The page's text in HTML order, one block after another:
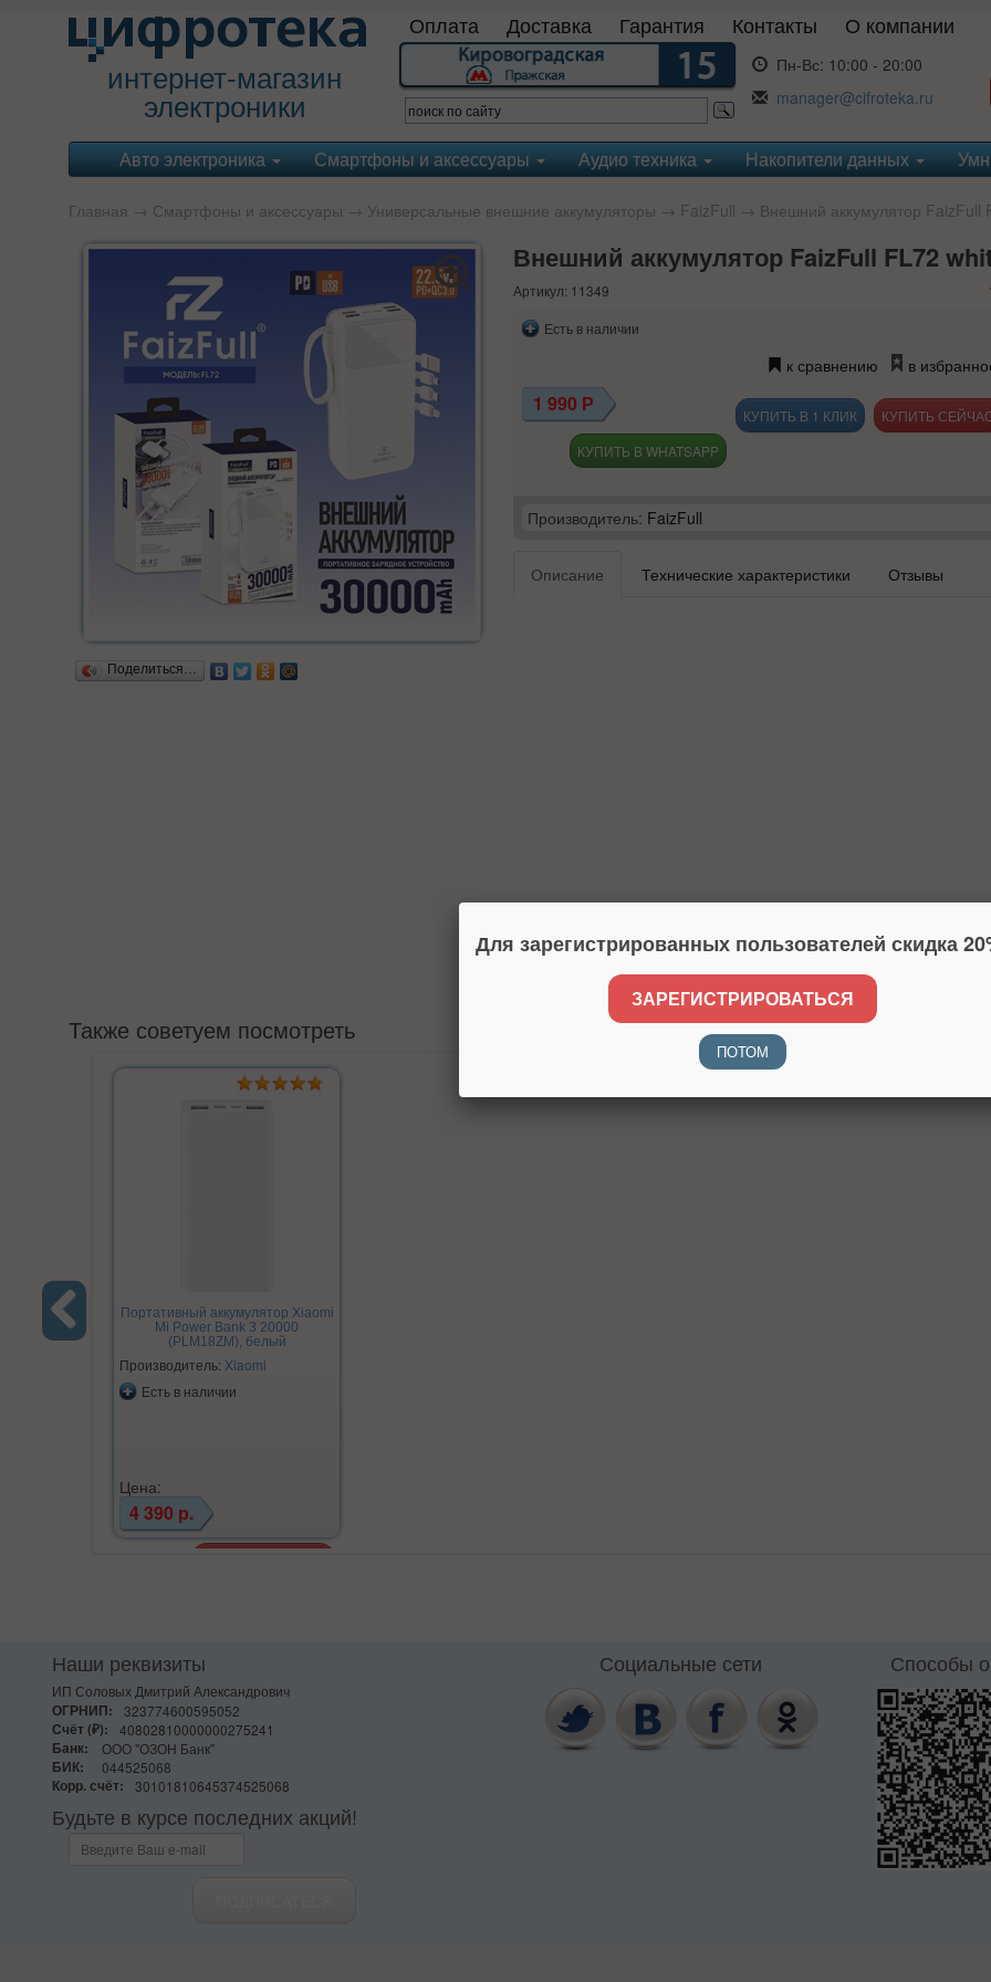
интернет-магазин
электроники
Оплата Доставка Гарантия Контакты О компании
Пн-Вс: 10:00 - 20:00
manager@cifroteka.ru
Авто электроника Смартфоны и аксессуары Аудио техника Накопители данных
Главная → Смартфоны и аксессуары → Универсальные внешние аккумуляторы → FaizFull → Внешний аккумулятор FaizFull
Поделиться…
Внешний аккумулятор FaizFull FL72
Артикул: 11349
Есть в наличии
к сравнению в
1 990 Р
КУПИТЬ В 1 КЛИК
КУПИТЬ В WHATSAPP
Производитель: FaizFull
Описание Технические характеристики Отзывы
Также советуем посмотреть
Портативный аккумулятор Xiaomi
Mi Power Bank 3 20000
(PLM18ZM), белый
Производитель: Xiaomi
Есть в наличии
Цена:
4 390 р.
Наши реквизиты
ИП Соловых Дмитрий Александрович
ОГРНИП:
323774600595052
Счёт (₽):
40802810000000275241
Банк:
ООО "ОЗОН Банк"
БИК:
044525068
Корр. счёт:
30101810645374525068
Будьте в курсе последних акций!
Социальные сети Способы
Для зарегистрированных пользователей скидка
ЗАРЕГИСТРИРОВАТЬСЯ
ПОТОМ